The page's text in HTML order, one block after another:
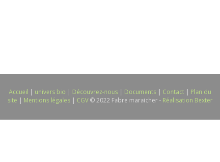
Accueil | univers bio | Découvrez-nous | Documents | Contact | Plan du
site | Mentions légales | CGV © 2022 Fabre maraicher - Réalisation Bexter